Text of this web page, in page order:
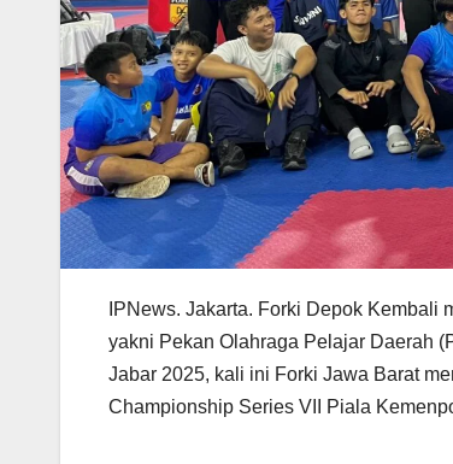
IPNews. Jakarta. Forki Depok Kembali
yakni Pekan Olahraga Pelajar Daerah
Jabar 2025, kali ini Forki Jawa Barat
Championship Series VII Piala